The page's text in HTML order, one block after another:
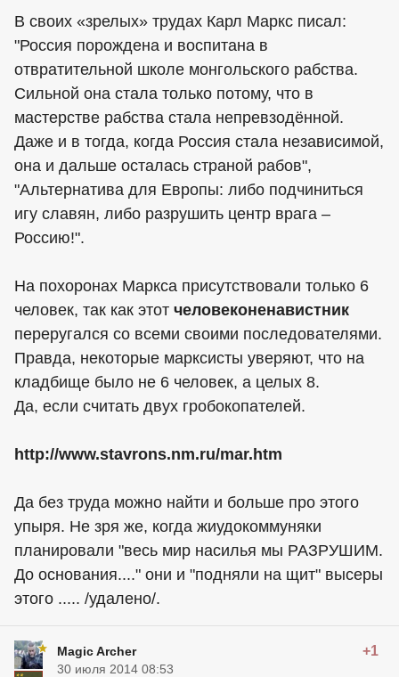
В своих «зрелых» трудах Карл Маркс писал:
"Россия порождена и воспитана в
отвратительной школе монгольского рабства.
Сильной она стала только потому, что в
мастерстве рабства стала непревзодённой.
Даже и в тогда, когда Россия стала независимой,
она и дальше осталась страной рабов",
"Альтернатива для Европы: либо подчиниться
игу славян, либо разрушить центр врага –
Россию!".
На похоронах Маркса присутствовали только 6
человек, так как этот человеконенавистник
переругался со всеми своими последователями.
Правда, некоторые марксисты уверяют, что на
кладбище было не 6 человек, а целых 8.
Да, если считать двух гробокопателей.
http://www.stavrons.nm.ru/mar.htm
Да без труда можно найти и больше про этого
упыря. Не зря же, когда жиудокоммуняки
планировали "весь мир насилья мы РАЗРУШИМ.
До основания...." они и "подняли на щит" высеры
этого ..... /удалено/.
Magic Archer +1
30 июля 2014 08:53